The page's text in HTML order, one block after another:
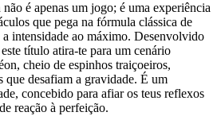
é apenas um jogo; é uma experiência
que pega na fórmula clássica de
intensidade ao máximo. Desenvolvido
título atira-te para um cenário
cheio de espinhos traiçoeiros,
que desafiam a gravidade. É um
concebido para afiar os teus reflexos
reação à perfeição.